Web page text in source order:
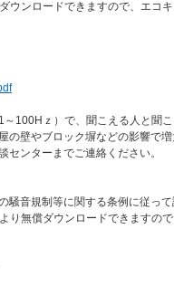
ウンロードできますので、エコ
100Hｚ）で、聞こえる人と聞
壁やブロック塀などの影響で
センターまでご連絡ください。
音規制等に関する条例に従っ
り無償ダウンロードできますの